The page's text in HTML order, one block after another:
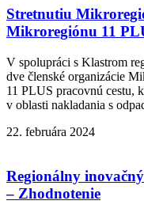
Stretnutiu
Mikroregiónu 11
V spolupráci s Klastrom
dve členské organizácie
11 PLUS pracovnú cestu,
v oblasti nakladania s
22. februára 2024
Regionálny
– Zhodnotenie